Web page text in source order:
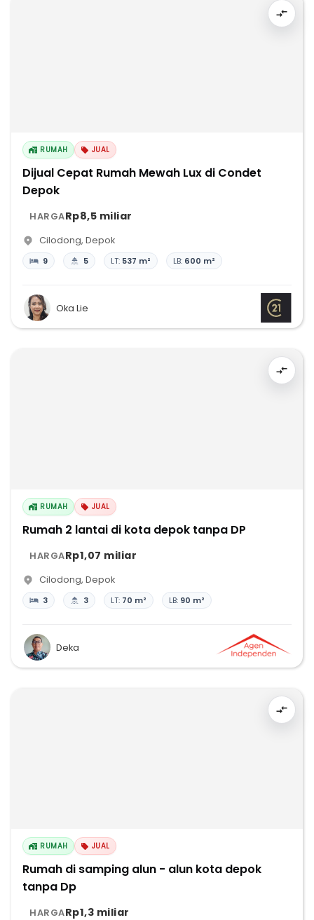
RUMAH JUAL
Dijual Cepat Rumah Mewah Lux di Condet
Depok
HARGARp8,5 miliar
Cilodong, Depok
9 5 LT: 537 m² LB: 600 m²
Oka Lie
RUMAH JUAL
Rumah 2 lantai di kota depok tanpa DP
HARGARp1,07 miliar
Cilodong, Depok
3 3 LT: 70 m² LB: 90 m²
Deka
RUMAH JUAL
Rumah di samping alun - alun kota depok
tanpa Dp
HARGARp1,3 miliar